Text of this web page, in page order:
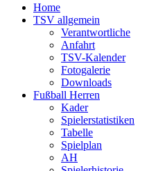
Home
TSV allgemein
Verantwortliche
Anfahrt
TSV-Kalender
Fotogalerie
Downloads
Fußball Herren
Kader
Spielerstatistiken
Tabelle
Spielplan
AH